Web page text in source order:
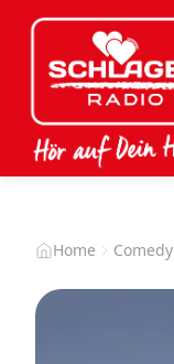
Home Comedy